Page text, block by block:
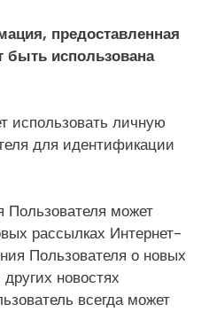
предоставленная
быть использована
использовать личную
для идентификации
Пользователя может
рассылках Интернет-
Пользователя о новых
новостях
всегда может